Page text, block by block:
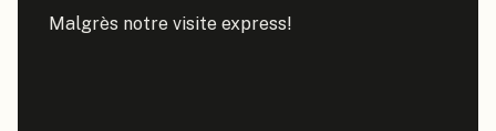
Malgrès notre visite express!